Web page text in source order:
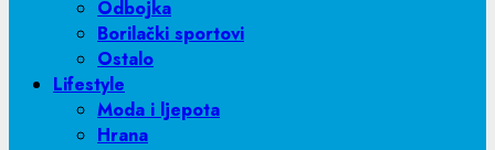
Odbojka
Borilački sportovi
Ostalo
Lifestyle
Moda i ljepota
Hrana